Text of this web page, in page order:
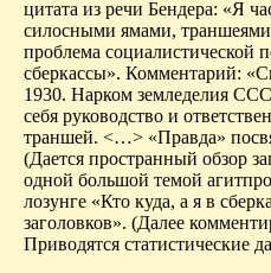
цитата из речи Бендера: «Я
силосными ямами,
проблема социалистической
сберкассы». Комментарий:
1930. Нарком земледелия
себя руководство и
траншей. <…> «Правда»
(Дается пространный обзор
одной большой темой
лозунге «Кто куда, а я в
заголовков». (Далее
Приводятся статистические